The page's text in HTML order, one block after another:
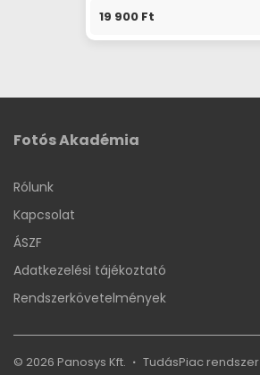
19 900 Ft
Fotós Akadémia
Rólunk
Kapcsolat
ÁSZF
Adatkezelési tájékoztató
Rendszerkövetelmények
© 2026 Panosys Kft. TudásPiac rendszer